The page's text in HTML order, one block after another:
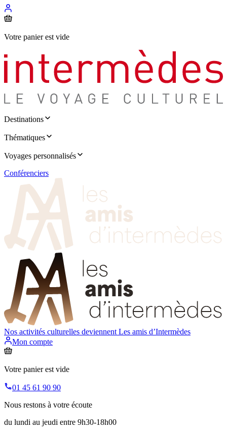
Votre panier est vide
Destinations
Thématiques
Voyages personnalisés
Conférenciers
Nos activités culturelles deviennent Les amis d’Intermèdes
Mon compte
Votre panier est vide
01 45 61 90 90
Nous restons à votre écoute
du lundi au jeudi entre 9h30-18h00